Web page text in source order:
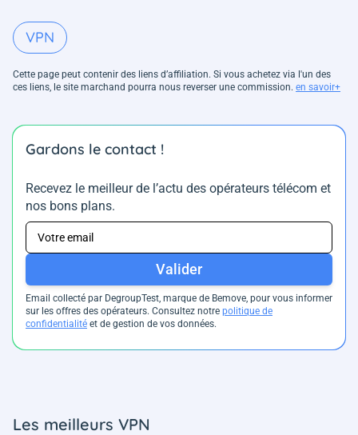
VPN
Cette page peut contenir des liens d’affiliation. Si vous achetez via l'un des
ces liens, le site marchand pourra nous reverser une commission. en savoir+
Gardons le contact !
Recevez le meilleur de l’actu des opérateurs télécom et
nos bons plans.
Valider
Email collecté par DegroupTest, marque de Bemove, pour vous informer
sur les offres des opérateurs. Consultez notre politique de
confidentialité et de gestion de vos données.
Les meilleurs VPN